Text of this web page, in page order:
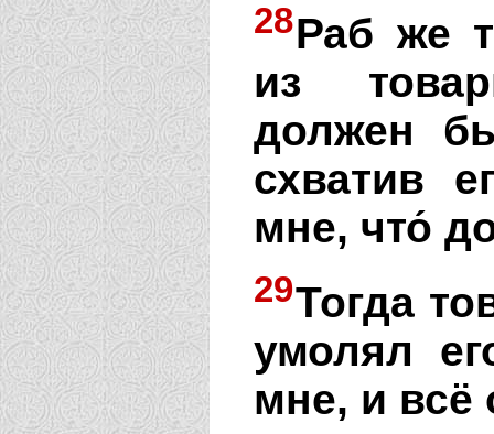
28Раб же
из
должен
схватив
мне, что́
29Тогда
умолял
мне, и всё